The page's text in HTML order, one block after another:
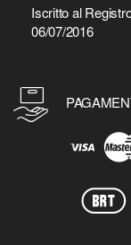
Iscritto al
06/07/2016